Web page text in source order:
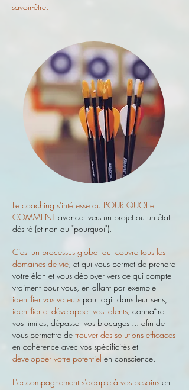
savoir-être.
Le coaching s'intéresse au POUR QUOI et
COMMENTavancer vers un projet ou un état
désiré (et non au "pourquoi").
C’est un processus global qui couvre tous les
domaines de vie et qui vous permet de prendre
votre élan et vous déployer vers ce qui compte
vraiment pour vous, en allant par exemple
identifier vos valeurs pour agir dans leur sens
identifier et développer vos talents connaître
vos limites, dépasser vos blocages ... afin de
vous permettre de trouver des solutions efficaces
en cohérence avec vos spécificités et
développer votre potentiel en conscience.
L'accompagnement s'adapte à vos besoins en